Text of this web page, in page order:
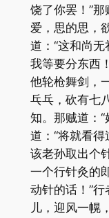
饶了你罢！”
爱，思的思，
道：“这和尚
我等要分东西
他轮枪舞剑，
乓乓，砍有七
知。那贼道：
道：“将就看
该老孙取出个
一个行针灸的
动针的话！”
儿，迎风一幌